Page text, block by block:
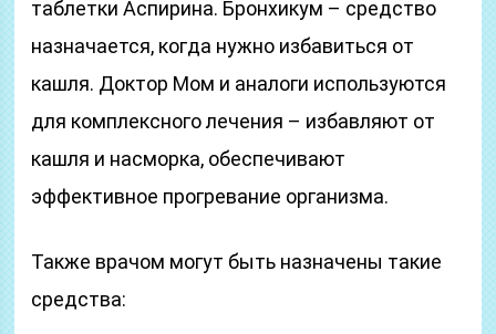
таблетки Аспирина. Бронхикум – средство
назначается, когда нужно избавиться от
кашля. Доктор Мом и аналоги используются
для комплексного лечения – избавляют от
кашля и насморка, обеспечивают
эффективное прогревание организма.
Также врачом могут быть назначены такие
средства: